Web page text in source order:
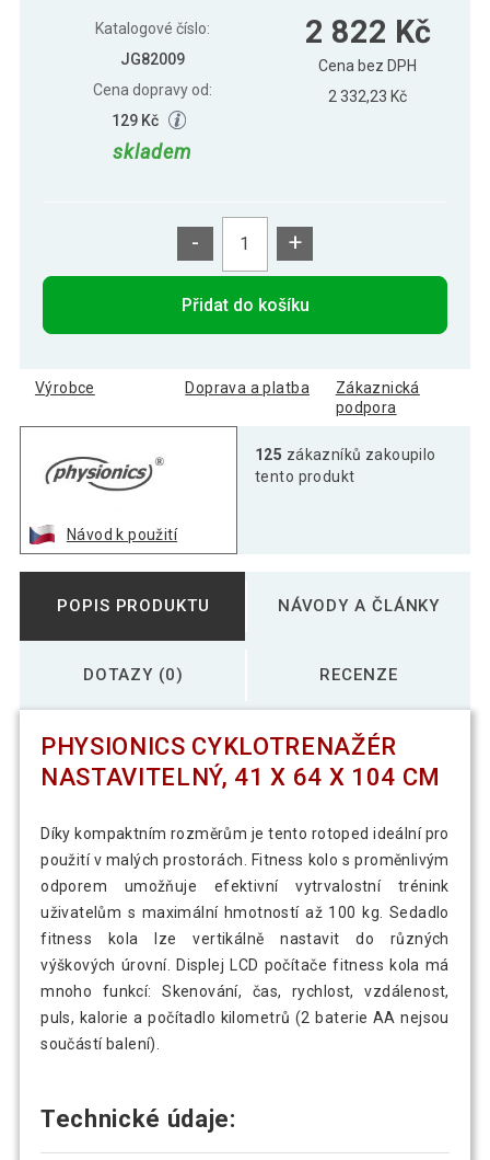
Katalogové číslo:
JG82009
Cena dopravy od:
129 Kč
skladem
2 822 Kč
Cena bez DPH
2 332,23 Kč
- +
Přidat do košíku
Výrobce Doprava a platba
Zákaznická
podpora
Návod k použití
125 zákazníků zakoupilo
tento produkt
POPIS PRODUKTU NÁVODY A ČLÁNKY
DOTAZY (0) RECENZE
PHYSIONICS CYKLOTRENAŽÉR
NASTAVITELNÝ, 41 X 64 X 104 CM
Díky kompaktním rozměrům je tento rotoped ideální pro
použití v malých prostorách. Fitness kolo s proměnlivým
odporem umožňuje efektivní vytrvalostní trénink
uživatelům s maximální hmotností až 100 kg. Sedadlo
fitness kola lze vertikálně nastavit do různých
výškových úrovní. Displej LCD počítače fitness kola má
mnoho funkcí: Skenování, čas, rychlost, vzdálenost,
puls, kalorie a počítadlo kilometrů (2 baterie AA nejsou
součástí balení).
Technické údaje: